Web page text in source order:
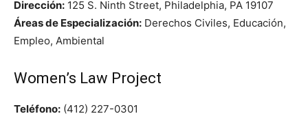
Dirección: 125 S. Ninth Street, Philadelphia, PA 19107
Áreas de Especialización: Derechos Civiles, Educación,
Empleo, Ambiental
Women’s Law Project
Teléfono: (412) 227-0301